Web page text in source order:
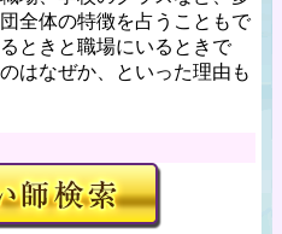
全体の特徴を占うこともで
ときと職場にいるときで
はなぜか、といった理由も